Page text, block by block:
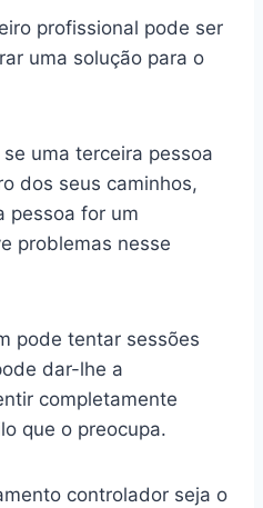
profissional pode ser
uma solução para o
uma terceira pessoa
dos seus caminhos,
pessoa for um
problemas nesse
pode tentar sessões
dar-lhe a
completamente
que o preocupa.
controlador seja o